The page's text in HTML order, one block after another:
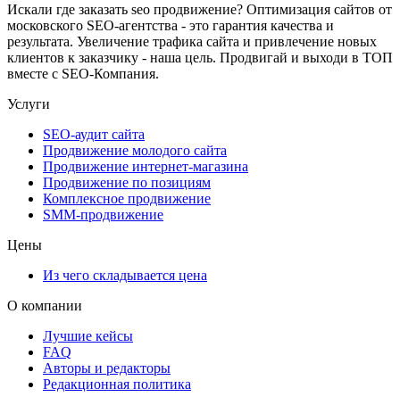
Искали где заказать seo продвижение? Оптимизация сайтов от
московского SEO-агентства - это гарантия качества и
результата. Увеличение трафика сайта и привлечение новых
клиентов к заказчику - наша цель. Продвигай и выходи в ТОП
вместе с SEO-Компания.
Услуги
SEO-аудит сайта
Продвижение молодого сайта
Продвижение интернет-магазина
Продвижение по позициям
Комплексное продвижение
SMM-продвижение
Цены
Из чего складывается цена
О компании
Лучшие кейсы
FAQ
Авторы и редакторы
Редакционная политика